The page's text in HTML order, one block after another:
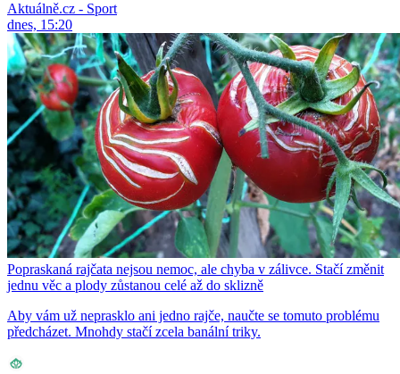
Aktuálně.cz - Sport
dnes, 15:20
Popraskaná rajčata nejsou nemoc, ale chyba v zálivce. Stačí změnit
jednu věc a plody zůstanou celé až do sklizně
Aby vám už neprasklo ani jedno rajče, naučte se tomuto problému
předcházet. Mnohdy stačí zcela banální triky.